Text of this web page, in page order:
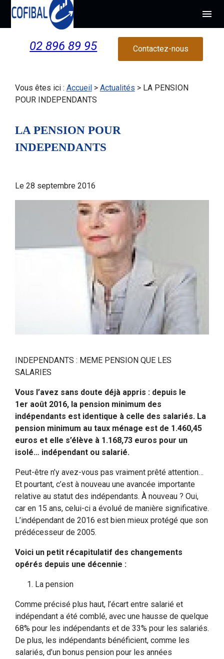
menu
02 896 89 95 Contactez-nous
Vous êtes ici : Accueil> Actualités > LA PENSION
POUR INDEPENDANTS
LA PENSION POUR
INDEPENDANTS
Le 28 septembre 2016
INDEPENDANTS : MEME PENSION QUE LES
SALARIES
Vous l’avez sans doute déjà appris : depuis le
1er août 2016, la pension minimum des
indépendants est identique à celle des salariés. La
pension minimum au taux ménage est de 1.460,45
euros et elle s’élève à 1.168,73 euros pour un
isolé… indépendant ou salarié.
Peut-être n’y avez-vous pas vraiment prêté attention…
Et pourtant, c’est à nouveau une avancée importante
relative au statut des indépendants. À nouveau ? Oui,
car en 15 ans, celui-ci a évolué de manière significative.
L’indépendant de 2016 est bien mieux protégé que son
prédécesseur de 2005.
Voici un petit récapitulatif des changements
opérés depuis une décennie :
La pension
Comme précisé plus haut, l’écart entre salarié et
indépendant a été comblé, avec une hausse de quelque
68% pour les indépendants et de 33% pour les salariés.
De plus, les indépendants bénéficient, comme les
salariés, d’un bonus pension pour les années
Panneau de gestion des cookies